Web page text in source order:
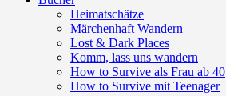
Heimatschätze
Märchenhaft Wandern
Lost & Dark Places
Komm, lass uns wandern
How to Survive als Frau ab 40
How to Survive mit Teenager